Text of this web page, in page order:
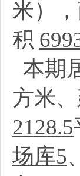
米）
积
本期
方米
2128.5
场库5